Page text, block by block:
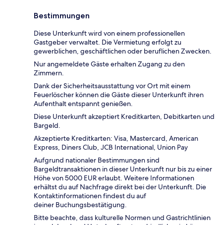
Bestimmungen
Diese Unterkunft wird von einem professionellen
Gastgeber verwaltet. Die Vermietung erfolgt zu
gewerblichen, geschäftlichen oder beruflichen Zwecken.
Nur angemeldete Gäste erhalten Zugang zu den
Zimmern.
Dank der Sicherheitsausstattung vor Ort mit einem
Feuerlöscher können die Gäste dieser Unterkunft ihren
Aufenthalt entspannt genießen.
Diese Unterkunft akzeptiert Kreditkarten, Debitkarten und
Bargeld.
Akzeptierte Kreditkarten: Visa, Mastercard, American
Express, Diners Club, JCB International, Union Pay
Aufgrund nationaler Bestimmungen sind
Bargeldtransaktionen in dieser Unterkunft nur bis zu einer
Höhe von 5000 EUR erlaubt. Weitere Informationen
erhältst du auf Nachfrage direkt bei der Unterkunft. Die
Kontaktinformationen findest du auf
deiner Buchungsbestätigung.
Bitte beachte, dass kulturelle Normen und Gastrichtlinien